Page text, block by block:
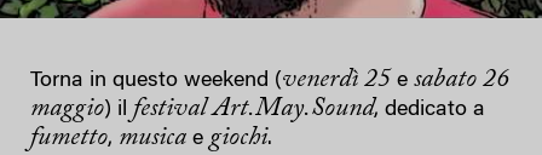
Torna in questo weekend (venerdì 25 e sabato 26
maggio) il festival Art.May.Sound, dedicato a
fumetto, musica e giochi.